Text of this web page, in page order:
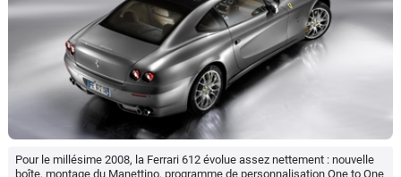
Pour le millésime 2008, la Ferrari 612 évolue assez nettement : nouvelle
boîte, montage du Manettino, programme de personnalisation One to One